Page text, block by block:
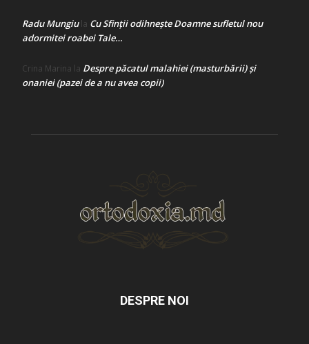
Radu Mungiula Cu Sfinții odihnește Doamne sufletul nou
adormitei roabei Tale…
Crina Marina la Despre păcatul malahiei (masturbării) şi
onaniei (pazei de a nu avea copii)
DESPRE NOI